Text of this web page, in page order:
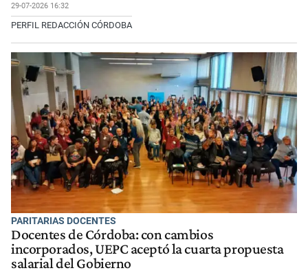
29-07-2026 16:32
PERFIL REDACCIÓN CÓRDOBA
PARITARIAS DOCENTES
Docentes de Córdoba: con cambios
incorporados, UEPC aceptó la cuarta propuesta
salarial del Gobierno